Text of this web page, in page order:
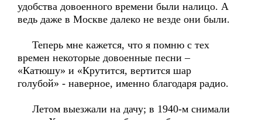
удобства довоенного времени были налицо. А
ведь даже в Москве далеко не везде они были.
Теперь мне кажется, что я помню с тех
времен некоторые довоенные песни –
«Катюшу» и «Крутится, вертится шар
голубой» - наверное, именно благодаря радио.
Летом выезжали на дачу; в 1940-м снимали